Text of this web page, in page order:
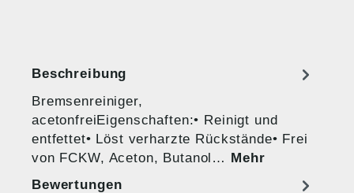
Beschreibung
Bremsenreiniger,
acetonfreiEigenschaften:• Reinigt und
entfettet• Löst verharzte Rückstände• Frei
von FCKW, Aceton, Butanol… Mehr
Bewertungen